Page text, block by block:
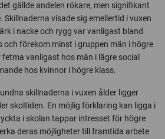
gällde andelen rökare, men signifikant
visade sig emellertid i vuxen
i nacke och rygg var vanligast bland
och förekom minst i gruppen män i högre
vanligast hos män i lägre social
hos kvinnor i högre klass.
skillnaderna i vuxen ålder ligger
skoltiden. En möjlig förklaring kan ligga i
i skolan tappar intresset för högre
deras möjligheter till framtida arbete